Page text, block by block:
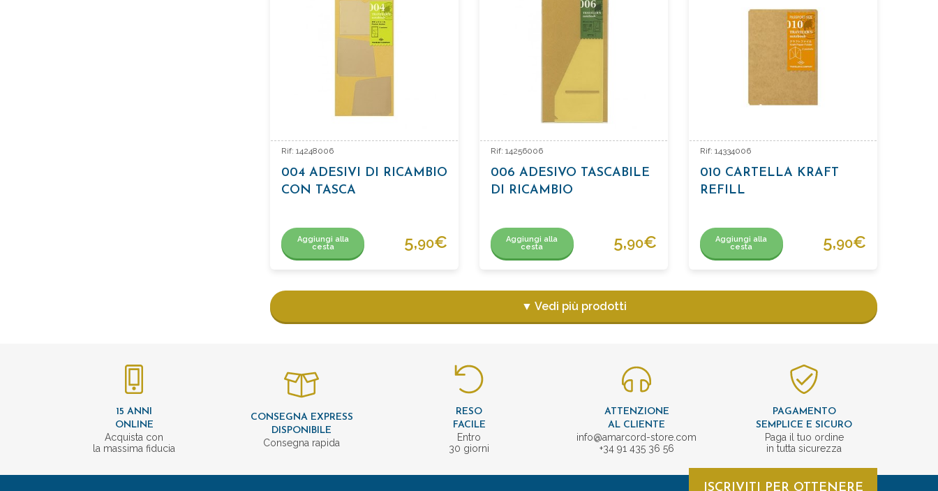
Rif: 14248006
004 ADESIVI DI RICAMBIO
CON TASCA
Aggiungi alla
cesta
5,90€
Rif: 14256006
006 ADESIVO TASCABILE
DI RICAMBIO
Aggiungi alla
cesta
5,90€
Rif: 14334006
010 CARTELLA KRAFT
REFILL
Aggiungi alla
cesta
5,90€
▼ Vedi più prodotti
15 ANNI
ONLINE
Acquista con
la massima fiducia
CONSEGNA EXPRESS
DISPONIBILE
Consegna rapida
RESO
FACILE
Entro
30 giorni
ATTENZIONE
AL CLIENTE
info@amarcord-store.com
+34 91 435 36 56
PAGAMENTO
SEMPLICE E SICURO
Paga il tuo ordine
in tutta sicurezza
ISCRIVITI PER OTTENERE